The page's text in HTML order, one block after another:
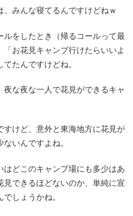
、みんな寝てるんですけどねｗ
ルをしたとき（帰るコールって最
お花見キャンプ行けたらいいよ
たんですけどね。
夜な夜な一人で花見ができるキャ
すけど、意外と東海地方に花見が
いんですよね。
はどこのキャンプ場にも多少はあ
見できるほどないのか、単純に宣
しょうかね。